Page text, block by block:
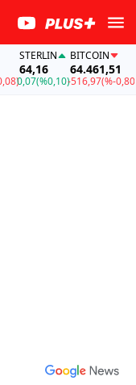
STERLIN
64,16
(%0,10)
BITCOIN
64.461,51
-516,97(%-0,80)-